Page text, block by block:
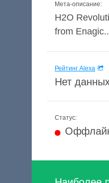
Мета-описание:
H2O
from
Рейтинг Alexa
Нет
Статус: